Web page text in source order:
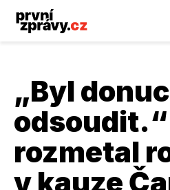
„Byl
rozmetal
v kauze